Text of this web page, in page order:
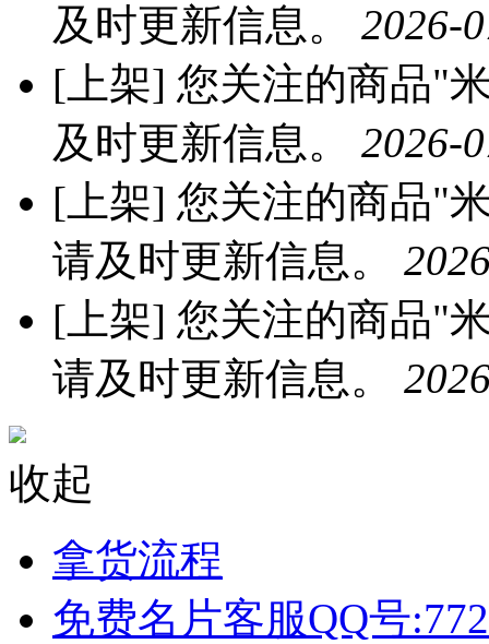
及时更新信息。 2026-
[上架] 您关注的商品"
及时更新信息。 2026-
[上架] 您关注的商品"
请及时更新信息。
[上架] 您关注的商品"
请及时更新信息。
收起
拿货流程
免费名片客服QQ号